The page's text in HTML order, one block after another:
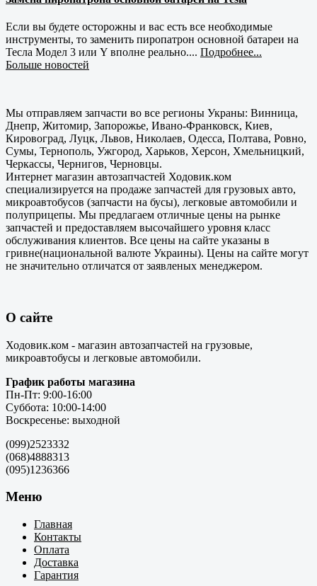
Если вы будете осторожны и вас есть все необходимые
инструменты, то заменить пиропатрон основной батареи на
Тесла Модел 3 или Y вполне реально.... Подробнее...
Больше новостей
Мы отправляем запчасти во все регионы Украны: Винница,
Днепр, Житомир, Запорожье, Ивано-Франковск, Киев,
Кировоград, Луцк, Львов, Николаев, Одесса, Полтава, Ровно,
Сумы, Тернополь, Ужгород, Харьков, Херсон, Хмельницкий,
Черкассы, Чернигов, Черновцы.
Интернет магазин автозапчастей Ходовик.ком
специализируется на продаже запчастей для грузовых авто,
микроавтобусов (запчасти на бусы), легковые автомобили и
полуприцепы. Мы предлагаем отличные цены на рынке
запчастей и предоставляем высочайшего уровня класс
обслуживания клиентов. Все цены на сайте указаны в
гривне(национальной валюте Украины). Цены на сайте могут
не значительно отличатся от заявленых менеджером.
О сайте
Ходовик.ком - магазин автозапчастей на грузовые,
микроавтобусы и легковые автомобили.
График работы магазина
Пн-Пт: 9:00-16:00
Суббота: 10:00-14:00
Воскресенье: выходной
(099)2523332
(068)4888313
(095)1236366
Меню
Главная
Контакты
Оплата
Доставка
Гарантия